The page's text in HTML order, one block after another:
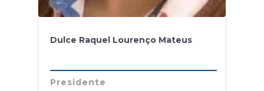
Dulce Raquel Lourenço Mateus
Presidente